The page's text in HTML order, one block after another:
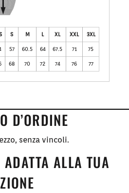
S M L XL XXL 3XL
57 60.5 64 67.5 71 75
68 70 72 74 76 77
D’ORDINE
senza vincoli.
ALLA TUA